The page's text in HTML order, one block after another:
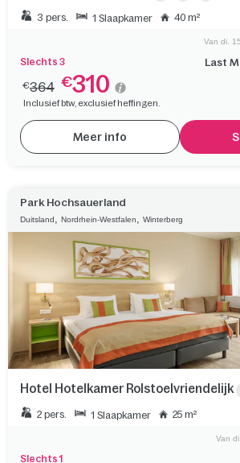
3 pers. 1 Slaapkamer 40 m²
Slechts 3 Last
Van di.
€364 €310
Inclusief btw, exclusief heffingen.
Meer info
Park Hochsauerland
Duitsland, Nordrhein-Westfalen, Winterberg
Hotel Hotelkamer Rolstoelvriendelijk
2 pers. 1 Slaapkamer 25 m²
Slechts 1
Van